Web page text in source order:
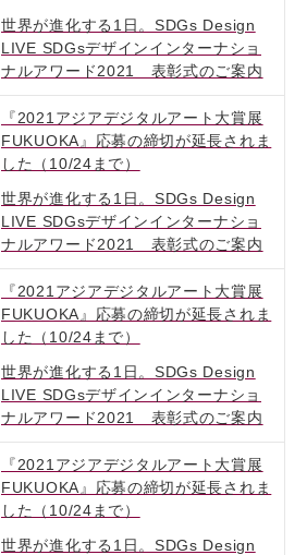
世界が進化する1日。SDGs Design
LIVE SDGsデザインインターナショ
ナルアワード2021 表彰式のご案内
『2021アジアデジタルアート大賞展
FUKUOKA』応募の締切が延長されま
した（10/24まで）
世界が進化する1日。SDGs Design
LIVE SDGsデザインインターナショ
ナルアワード2021 表彰式のご案内
『2021アジアデジタルアート大賞展
FUKUOKA』応募の締切が延長されま
した（10/24まで）
世界が進化する1日。SDGs Design
LIVE SDGsデザインインターナショ
ナルアワード2021 表彰式のご案内
『2021アジアデジタルアート大賞展
FUKUOKA』応募の締切が延長されま
した（10/24まで）
世界が進化する1日。SDGs Design